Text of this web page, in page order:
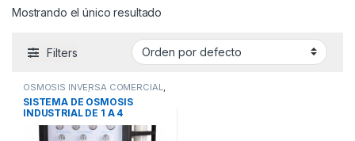
ACCESORIOS (0)
BEBEDEROS(0)
BIODIGESTORES (0)
Mostrando el único resultado
Filters
OSMOSIS INVERSA COMERCIAL,
SISTEMAS DE ÓSMOSIS
INVERSA Y UTRAFILTRACIÓN
SISTEMAS DE TRATAMIENTO DE
SISTEMA DE OSMOSIS
INDUSTRIAL DE 1 A 4
MEMBRANAS PURIKOR